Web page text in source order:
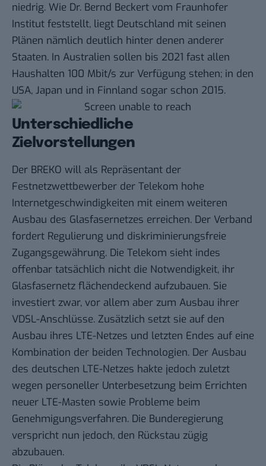
niedrig. Wie Dr. Bernd Beckert vom Fraunhofer
Institut feststellt, liegt Deutschland mit seinen
Plänen nämlich deutlich hinter denen anderer
Staaten. In Australien sollen bis 2021 fast allen
Haushalten 100 Mbit/s zur Verfügung stehen; in den
USA, Japan und in Finnland sogar schon 2015.
Unterschiedliche
Zielvorstellungen
Der BREKO will als Repräsentant der
Festnetzwettbewerber der Telekom hohe
Internetgeschwindigkeiten mit einem weiteren
Ausbau des Glasfasernetzes erreichen. Der Verband
fordert Regulierung und diskriminierungsfreie
Zugangsgewährung. Die Telekom sieht indes
offenbar tatsächlich nicht die Notwendigkeit, ihr
Glasfasernetz flächendeckend aufzubauen. Sie
investiert zwar, vor allem aber zum Ausbau ihrer
VDSL-Anschlüsse. Zusätzlich setzt sie auf den
Ausbau ihres LTE-Netzes und letzten Endes auf eine
Kombination der beiden Technologien. Der Ausbau
des deutschen LTE-Netzes hakte jedoch zuletzt
wegen personeller Unterbesetzung beim Errichten
neuer LTE-Masten sowie Probleme beim
Genehmigungsverfahren. Die Bunderegierung
verspricht nun jedoch, den Rückstau zügig
abzubauen.